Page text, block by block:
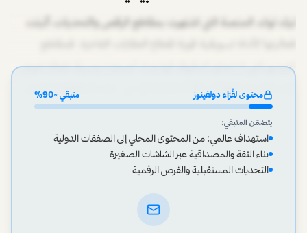
تيك توك، المنصة التي اشتهرت بمقاطع الرقص والتحديات، أثبتت
الفيديو التي لا تتجاوز الدقيقة الواحدة، أصبحت وسيلة فعالة لعرض
أدق تفاصيل العقارات الأكثر فخامة في دبي. هذه المقاطع لا تعرض
محتوى لقُرّاء دولفينوز متبقي ~90
%
يتضمّن المتبقي:
استهداف عالمي: من المحتوى المحلي إلى الصفقات الدولية
بناء الثقة والمصداقية عبر الشاشات الصغيرة
التحديات المستقبلية والفرص الرقمية